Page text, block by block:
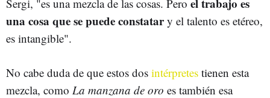
Sergi, "es una mezcla de las cosas. Pero
una cosa que se puede constatary el talento es etéreo,
es intangible".
No cabe duda de que estos dos intérpretes tienen esta
mezcla, como La manzana de oro es también esa